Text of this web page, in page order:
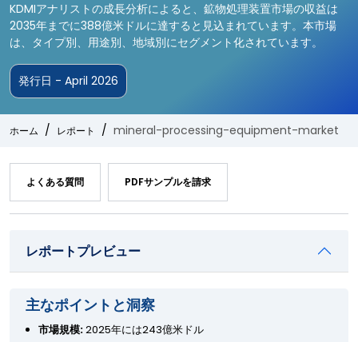
KDMIアナリストの成長分析によると、鉱物処理装置市場の収益は
2035年までに388億米ドルに達すると見込まれています。本市場
は、タイプ別、用途別、地域別にセグメント化されています。
発行日 - April 2026
ホーム レポート mineral-processing-equipment-market
よくある質問 PDFサンプルを請求
レポートプレビュー
主なポイントと洞察
市場規模:2025年には243億米ドル